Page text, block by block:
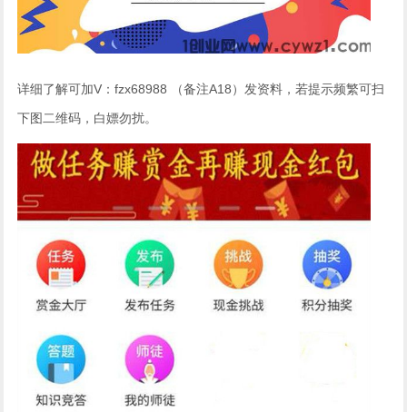
详细了解可加V：fzx68988 （备注A18）发资料，若提示频繁可扫
下图二维码，白嫖勿扰。